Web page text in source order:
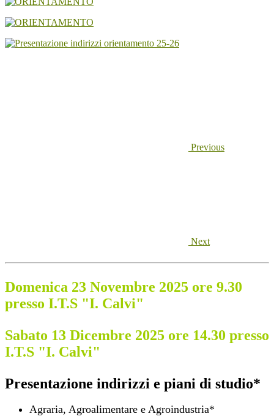
Previous
Next
Domenica 23 Novembre 2025 ore 9.30
presso I.T.S "I. Calvi"
Sabato 13 Dicembre 2025 ore 14.30 presso
I.T.S "I. Calvi"
Presentazione indirizzi e piani di studio*
Agraria, Agroalimentare e Agroindustria*